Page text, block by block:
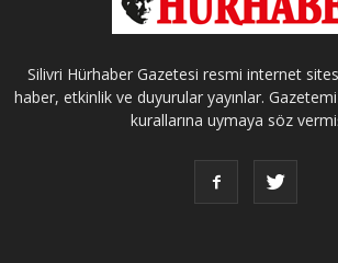
Silivri Hürhaber Gazetesi resmi internet
haber, etkinlik ve duyurular yayınlar.
kurallarına uymaya söz